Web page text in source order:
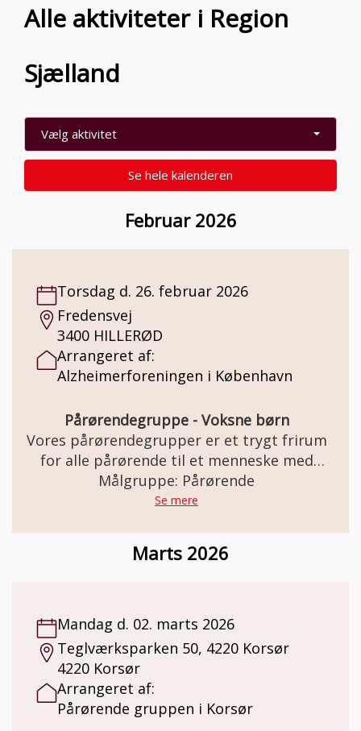
Alle aktiviteter i Region
Sjælland
Vælg aktivitet
Se hele kalenderen
Februar 2026
Torsdag d. 26. februar 2026
Fredensvej
3400 HILLERØD
Arrangeret af:
Alzheimerforeningen i København
Pårørendegruppe - Voksne børn
Vores pårørendegrupper er et trygt frirum
for alle pårørende til et menneske med
demens. Her er der plads til både de gode
og de svære samtaler. Gruppen mødes en
gruppeleder, der er frivillig, men som har
dig her:
https://www.alzheimer.dk/aktiviteter/
trivsel/paaroerende/paaroerendegruppe/
Målgruppe: Pårørende
Se mere
Marts 2026
Mandag d. 02. marts 2026
Teglværksparken 50, 4220 Korsør
4220 Korsør
Arrangeret af:
Pårørende gruppen i Korsør